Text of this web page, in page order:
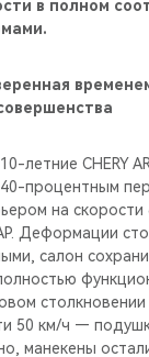
в полном
летние CHERY
процентным
на скорости
Деформации
салон
столкновении
50 км/ч —
манекены